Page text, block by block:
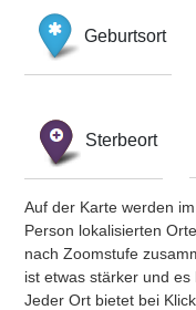
Geburtsort
Sterbeort
Auf der Karte werden
Person lokalisierten
nach Zoomstufe
ist etwas stärker und es
Jeder Ort bietet bei